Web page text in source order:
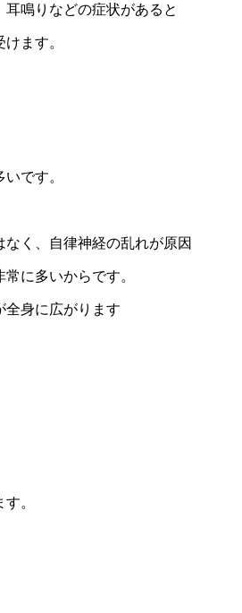
鳴りなどの症状があると
ます。
です。
く、自律神経の乱れが原因
に多いからです。
全身に広がります
。